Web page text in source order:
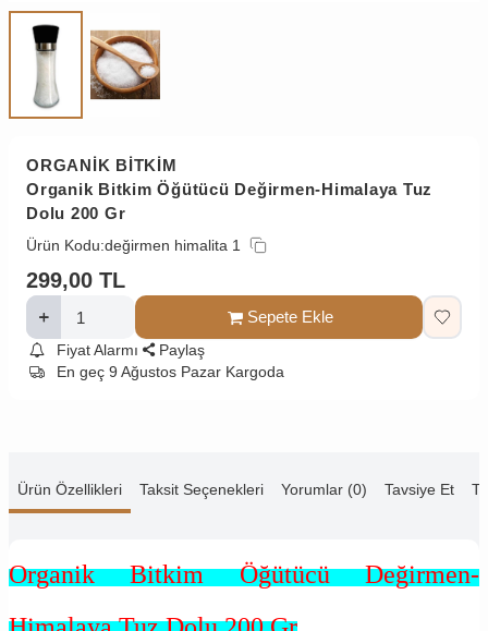
ORGANİK BİTKİM
Organik Bitkim Öğütücü Değirmen-Himalaya Tuz
Dolu 200 Gr
Ürün Kodu:değirmen himalita 1
299,00 TL
Sepete Ekle
Fiyat Alarmı
Paylaş
En geç 9 Ağustos Pazar Kargoda
Ürün Özellikleri Taksit Seçenekleri Yorumlar (0) Tavsiye Et
Organik Bitkim Öğütücü Değirmen-